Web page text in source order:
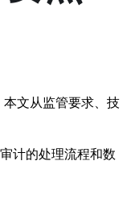
文从监管要求、技
计的处理流程和数